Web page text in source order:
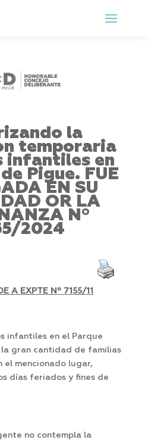
la
temporaria
infantiles en
Pigue. FUE
EN SU
OR LA
Nº
2024
A EXPTE Nº 7155/11
infantiles en el Parque
la gran cantidad de familias
el mencionado lugar,
días feriados y fines de
no contempla la